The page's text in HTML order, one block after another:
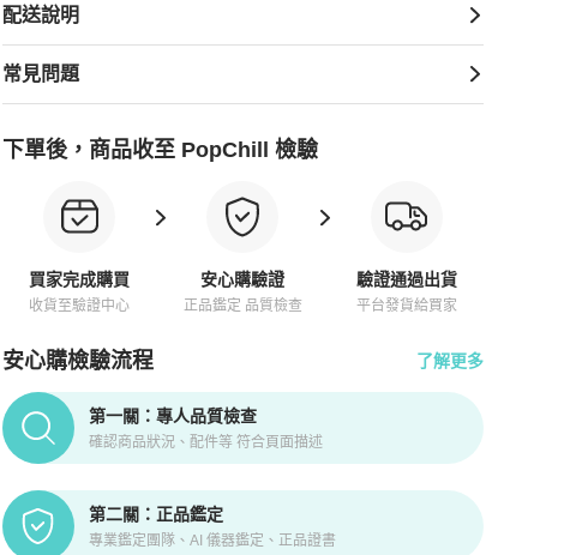
配送說明
常見問題
下單後，商品收至 PopChill 檢驗
買家完成購買
收貨至驗證中心
安心購驗證
正品鑑定 品質檢查
驗證通過出貨
平台發貨給買家
安心購檢驗流程 了解更多
PopChill拍拍圈正品驗證、安心購檢驗流程介紹
第一關：專人品質檢查
確認商品狀況、配件等 符合頁面描述
第二關：正品鑑定
專業鑑定團隊、AI 儀器鑑定、正品證書